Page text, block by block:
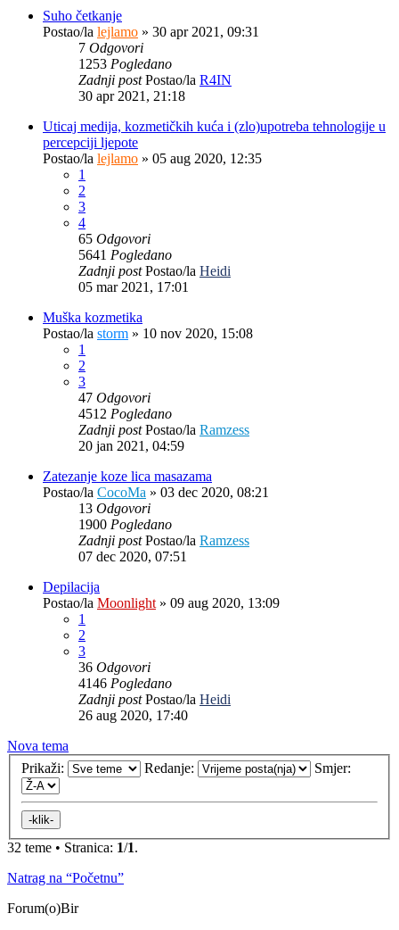
Suho četkanje
Postao/la lejlamo » 30 apr 2021, 09:31
7 Odgovori
1253 Pogledano
Zadnji postPostao/la R4IN
30 apr 2021, 21:18
Uticaj medija, kozmetičkih kuća i (zlo)upotreba tehnologije u
percepciji ljepote
Postao/la lejlamo » 05 aug 2020, 12:35
1
2
3
4
65 Odgovori
5641 Pogledano
Zadnji postPostao/la Heidi
05 mar 2021, 17:01
Muška kozmetika
Postao/la storm » 10 nov 2020, 15:08
1
2
3
47 Odgovori
4512 Pogledano
Zadnji postPostao/la Ramzess
20 jan 2021, 04:59
Zatezanje koze lica masazama
Postao/la CocoMa » 03 dec 2020, 08:21
13 Odgovori
1900 Pogledano
Zadnji postPostao/la Ramzess
07 dec 2020, 07:51
Depilacija
Postao/la Moonlight » 09 aug 2020, 13:09
1
2
3
36 Odgovori
4146 Pogledano
Zadnji postPostao/la Heidi
26 aug 2020, 17:40
Nova tema
Prikaži:
Redanje: Smjer:
32 teme • Stranica: 1/1.
Natrag na “Početnu”
Forum(o)Bir